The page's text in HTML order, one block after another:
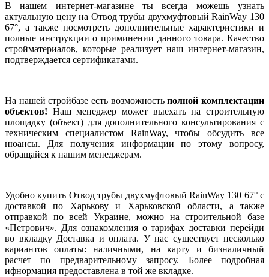
В нашем интернет-магазине ты всегда можешь узнать
актуальную цену на Отвод трубы двухмуфтовый RainWay 130
67°, а также посмотреть дополнительные характеристики и
полные инструкции о приминении данного товара. Качество
стройматериалов, которые реализует наш интернет-магазин,
подтверждается сертификатами.
На нашей стройбазе есть возможностьполной комплектации
объектов! Наш менеджер может выехать на строительную
площадку (объект) для дополнительного консультирования с
техническим специалистом RainWay, чтобы обсудить все
нюансы. Для получения информации по этому вопросу,
обращайся к нашим менеджерам.
Удобно купить Отвод трубы двухмуфтовый RainWay 130 67° с
доставкой по Харькову и Харьковской области, а также
отправкой по всей Украине, можно на строительной базе
«Петрович». Для ознакомления о тарифах доставки перейди
во вкладку Доставка и оплата. У нас существует несколько
вариантов оплаты: наличными, на карту и бизналичный
расчет по предварительному запросу. Более подробная
ифнормация предоставлена в той же вкладке.